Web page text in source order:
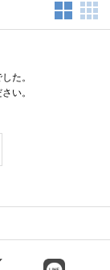
2列表示
た。
い。
X（旧Twitter） LINE